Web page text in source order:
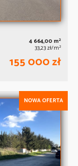
4 664,00 m2
33,23 zł/m2
155 000 zł
NOWA OFERTA